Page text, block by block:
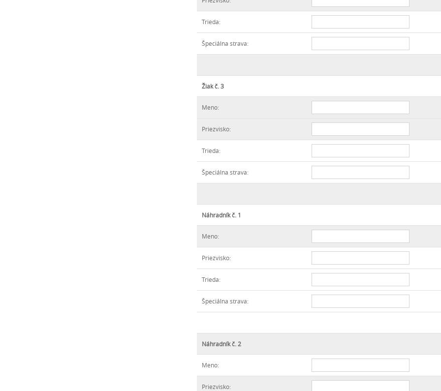
Trieda:
Špeciálna strava:
Žiak č. 3
Meno:
Priezvisko:
Trieda:
Špeciálna strava:
Náhradník č. 1
Meno:
Priezvisko:
Trieda:
Špeciálna strava:
Náhradník č. 2
Meno:
Priezvisko: